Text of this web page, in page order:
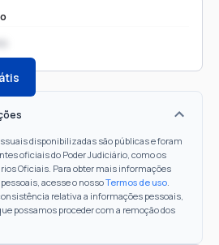
disponibilizadas são públicas e foram
oficiais do Poder Judiciário, como os
Oficiais. Para obter mais informações
acesse o nossoTermos de uso.
relativa a informações pessoais,
possamos proceder com a remoção dos